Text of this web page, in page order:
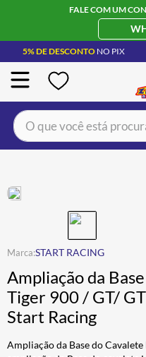
FALE COM UM
5% DE DESCONTO NO PIX
O que você está
START RACING
Ampliação da
Tiger 900 / GT/
Start Racing
Ampliação da Base do
JAQUETA
4º ÓCULOS SOLAR
5º LUVA
6º BAU
7º CALÇA
8º ALPINESTAR